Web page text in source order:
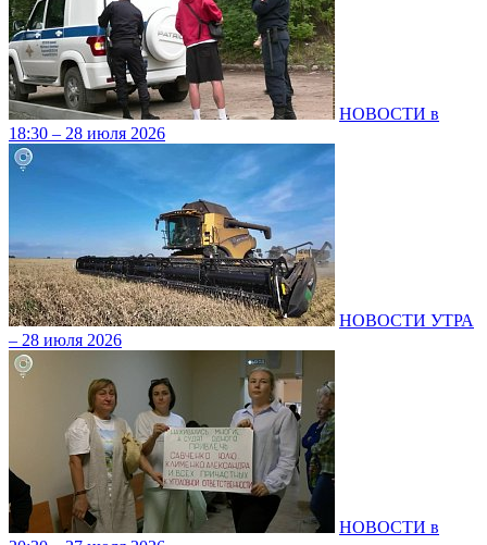
НОВОСТИ в
18:30 – 28 июля 2026
НОВОСТИ УТРА
– 28 июля 2026
НОВОСТИ в